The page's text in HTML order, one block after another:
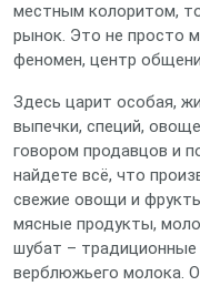
местным колоритом,
рынок. Это не просто
феномен, центр
Здесь царит особая,
выпечки, специй,
говором продавцов и
найдете всё, что
свежие овощи и
мясные продукты,
шубат – традиционные
верблюжьего молока.